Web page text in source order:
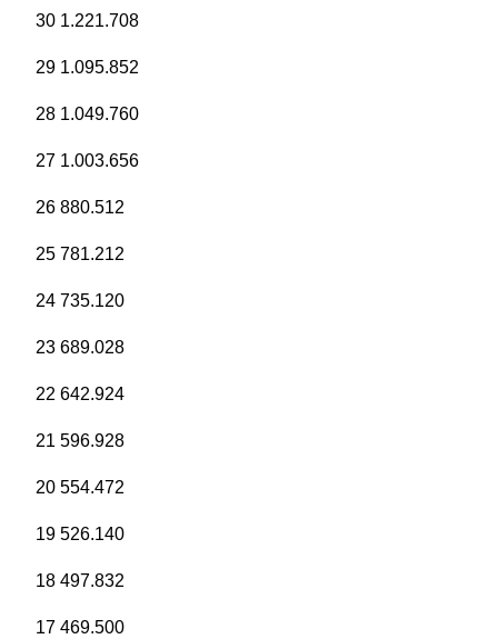
30 1.221.708
29 1.095.852
28 1.049.760
27 1.003.656
26 880.512
25 781.212
24 735.120
23 689.028
22 642.924
21 596.928
20 554.472
19 526.140
18 497.832
17 469.500